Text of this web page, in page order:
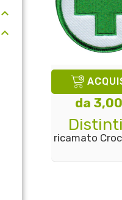
da
ricamato